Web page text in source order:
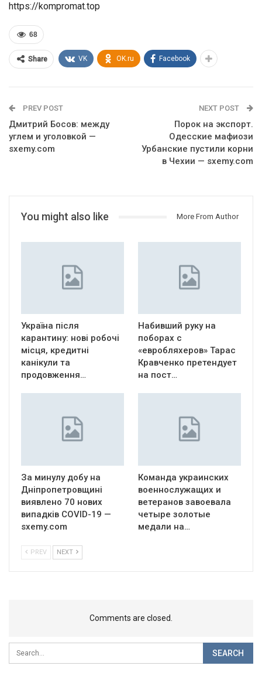
https://kompromat.top
68
Share VK OK.ru Facebook
PREV POST
Дмитрий Босов: между
углем и уголовкой —
sxemy.com
NEXT POST
Порок на экспорт.
Одесские мафиози
Урбанские пустили корни
в Чехии — sxemy.com
You might also like More From Author
Україна після
карантину: нові робочі
місця, кредитні
канікули та
продовження…
Набивший руку на
поборах с
«евробляхеров» Тарас
Кравченко претендует
на пост…
За минулу добу на
Дніпропетровщині
виявлено 70 нових
випадків COVID-19 —
sxemy.com
Команда украинских
военнослужащих и
ветеранов завоевала
четыре золотые
медали на…
PREV NEXT
Comments are closed.